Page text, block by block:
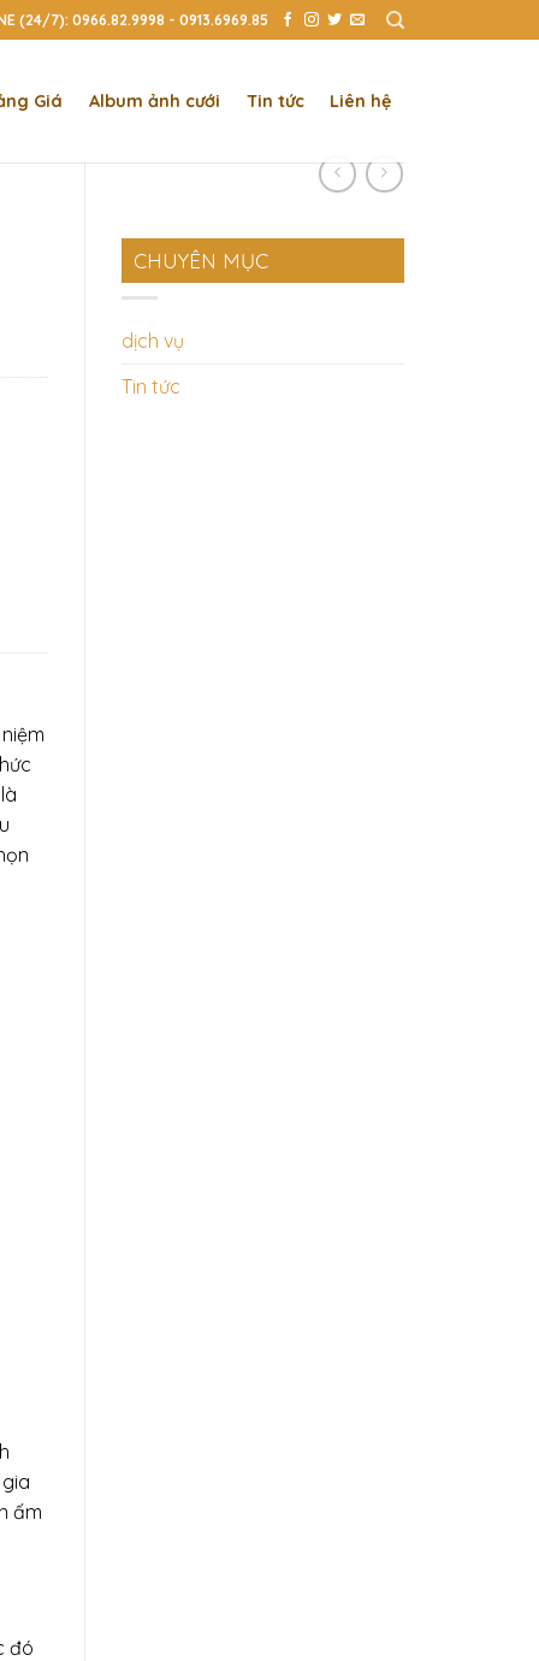
(24/7): 0966.82.9998 - 0913.6969.85
Giá Album ảnh cưới Tin tức Liên hệ
CHUYÊN MỤC
dịch vụ
Tin tức
ấm
đó